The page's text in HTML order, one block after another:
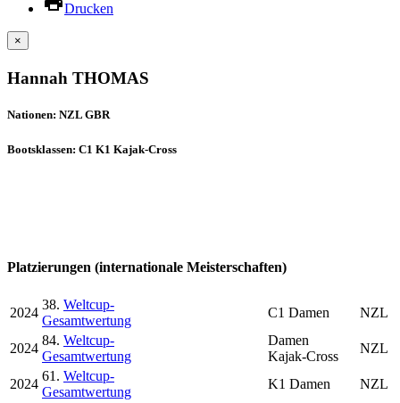
Drucken
×
Hannah THOMAS
Nationen: NZL GBR
Bootsklassen: C1 K1 Kajak-Cross
Platzierungen (internationale Meisterschaften)
2024
38. Weltcup-
Gesamtwertung
C1 Damen NZL
2024
84. Weltcup-
Gesamtwertung
Damen
Kajak-Cross
NZL
2024
61. Weltcup-
Gesamtwertung
K1 Damen NZL